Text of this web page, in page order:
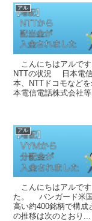
アル
こんにちはアルです
NTTの状況 日本電信
本、NTTドコモなど
本電信電話株式会社
アル
こんにちはアルです
た。 バンガード米
高い約400銘柄で構
の推移は次のとおり...